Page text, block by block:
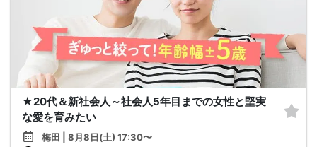
★20代＆新社会人～社会人5年目までの女性と堅実
な愛を育みたい
梅田 | 8月8日(土) 17:30〜